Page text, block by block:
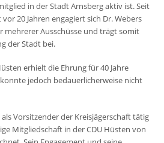
in der Stadt Arnsberg aktiv ist. Seit
20 Jahren engagiert sich Dr. Webers
mehrerer Ausschüsse und trägt somit
der Stadt bei.
erhielt die Ehrung für 40 Jahre
jedoch bedauerlicherweise nicht
Vorsitzender der Kreisjägerschaft tätig
Mitgliedschaft in der CDU Hüsten von